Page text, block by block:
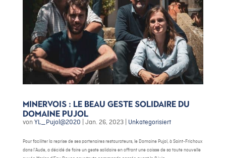
Minervois : le beau geste solidaire du
Domaine Pujol
vonYL_Pujol@2020 Jan. 26, 2023| Unkategorisiert
Pour faciliter la reprise de ses partenaires restaurateurs, le Domaine Pujol, à Saint-Frichoux
dans l’Aude, a décidé de faire un geste solidaire en offrant une caisse de sa toute nouvelle